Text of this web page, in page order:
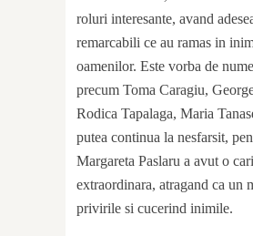
roluri interesante, avand
remarcabili ce au ramas in
oamenilor. Este vorba de
precum Toma Caragiu,
Rodica Tapalaga, Maria
putea continua la nesfarsit,
Margareta Paslaru a avut o
extraordinara, atragand ca un
privirile si cucerind inimile.